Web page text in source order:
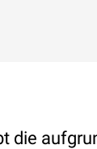
die